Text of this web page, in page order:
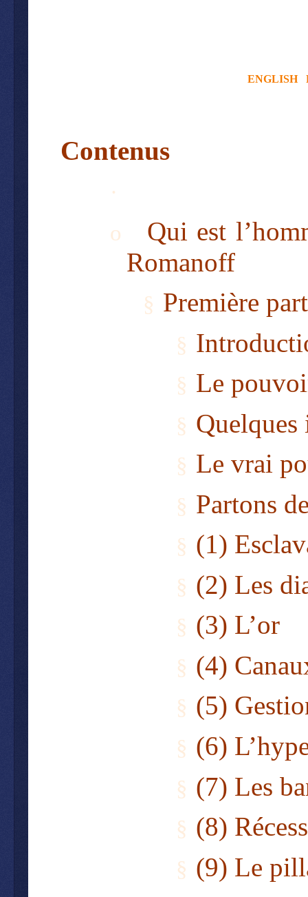
ENGLISH
Contenus
·
o
Qui est
Romanoff
§ Première
§ I
§ Le
§ Quelques
§ Le vrai
§ Partons
§ (1)
§ (2) Les
§ (3) L’or
§ (4)
§ (5)
§ (6)
§ (7) Les
§ (8)
§ (9) Le